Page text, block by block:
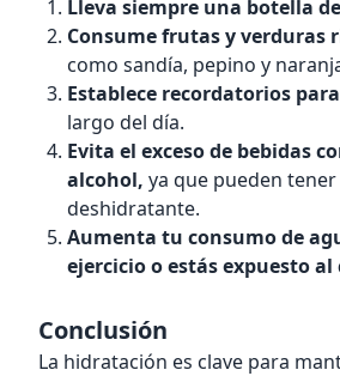
Lleva siempre una botella
Consume frutas y verduras
como sandía, pepino y
Establece recordatorios
largo del día.
Evita el exceso de bebidas
alcohol, ya que pueden
deshidratante.
Aumenta tu consumo de
ejercicio o estás expuesto al
Conclusión
La hidratación es clave para